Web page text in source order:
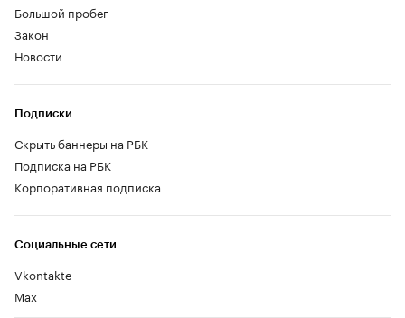
Большой пробег
Закон
Новости
Социальные сети
Vkontakte
Max
Подписки
Скрыть баннеры на РБК
Подписка на РБК
Корпоративная подписка